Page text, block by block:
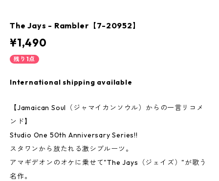
The Jays - Rambler【7-20952】
¥1,490
残り1点
International shipping available
【Jamaican Soul（ジャマイカンソウル）からの一言リコメ
ンド】
Studio One 50th Anniversary Series!!
スタワンから放たれる激シブルーツ。
アマギデオンのオケに乗せて"The Jays（ジェイズ）"が歌う
名作。